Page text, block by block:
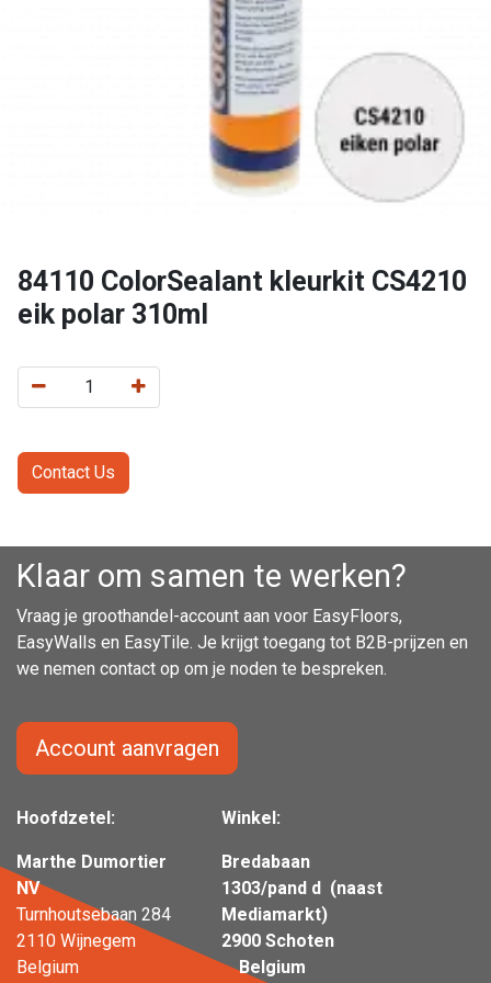
84110 ColorSealant kleurkit CS4210
eik polar 310ml
Contact Us
Klaar om samen te werken?
Vraag je groothandel-account aan voor EasyFloors,
EasyWalls en EasyTile. Je krijgt toegang tot B2B-prijzen en
we nemen contact op om je noden te bespreken.
Hoofdzetel:
Marthe Dumortier
NV
Turnhoutsebaan 284
2110 Wijnegem
Belgium
Winkel:
Bredabaan
1303/pand d (naast
Mediamarkt)
2900 Schoten
Belgium
Account aanvragen